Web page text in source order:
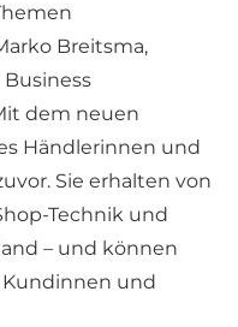
Breitsma,
dem neuen
Händlerinnen und
Sie erhalten von
Technik und
– und können
Kundinnen und